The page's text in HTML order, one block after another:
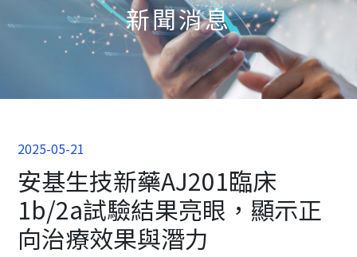
新聞消息
2025-05-21
安基生技新藥AJ201臨床
1b/2a試驗結果亮眼，顯示正
向治療效果與潛力